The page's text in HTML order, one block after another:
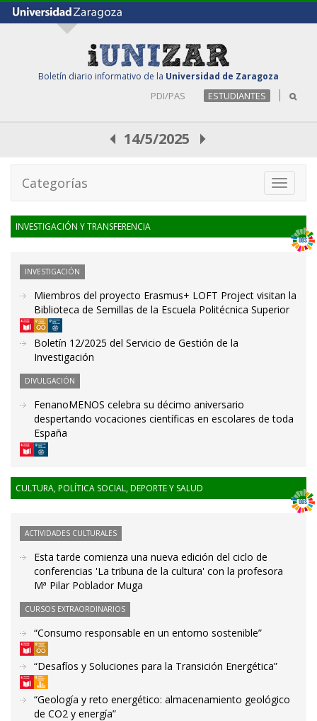
Boletín diario informativo de la Universidad de Zaragoza
PDI/PAS ESTUDIANTES
14/5/2025
Toggle
Categorías
INVESTIGACIÓN Y TRANSFERENCIA
INVESTIGACIÓN
Miembros del proyecto Erasmus+ LOFT Project visitan la
Biblioteca de Semillas de la Escuela Politécnica Superior
Boletín 12/2025 del Servicio de Gestión de la
Investigación
DIVULGACIÓN
FenanoMENOS celebra su décimo aniversario
despertando vocaciones científicas en escolares de toda
España
CULTURA, POLÍTICA SOCIAL, DEPORTE Y SALUD
ACTIVIDADES CULTURALES
Esta tarde comienza una nueva edición del ciclo de
conferencias 'La tribuna de la cultura' con la profesora
Mª Pilar Poblador Muga
CURSOS EXTRAORDINARIOS
“Consumo responsable en un entorno sostenible”
“Desafíos y Soluciones para la Transición Energética”
“Geología y reto energético: almacenamiento geológico
de CO2 y energía”